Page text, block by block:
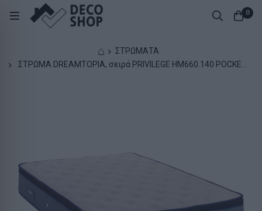
0
⌂
ΣΤΡΩΜΑΤΑ
ΣΤΡΩΜΑ DREAMTOPIA, σειρά PRIVILEGE HM660.140 POCKET